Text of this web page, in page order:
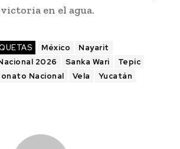
en el agua.
México
Nayarit
2026
Sanka Wari
Tepic
Nacional
Vela Yucatán